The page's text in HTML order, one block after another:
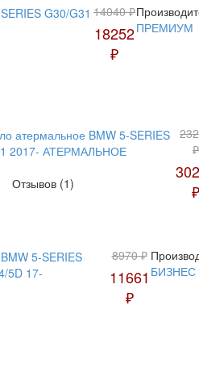
14040 ₽
18252
₽
ПРЕМИУМ
Отзывов (1)
₽
₽
8970 ₽
11661
₽
БИЗНЕС